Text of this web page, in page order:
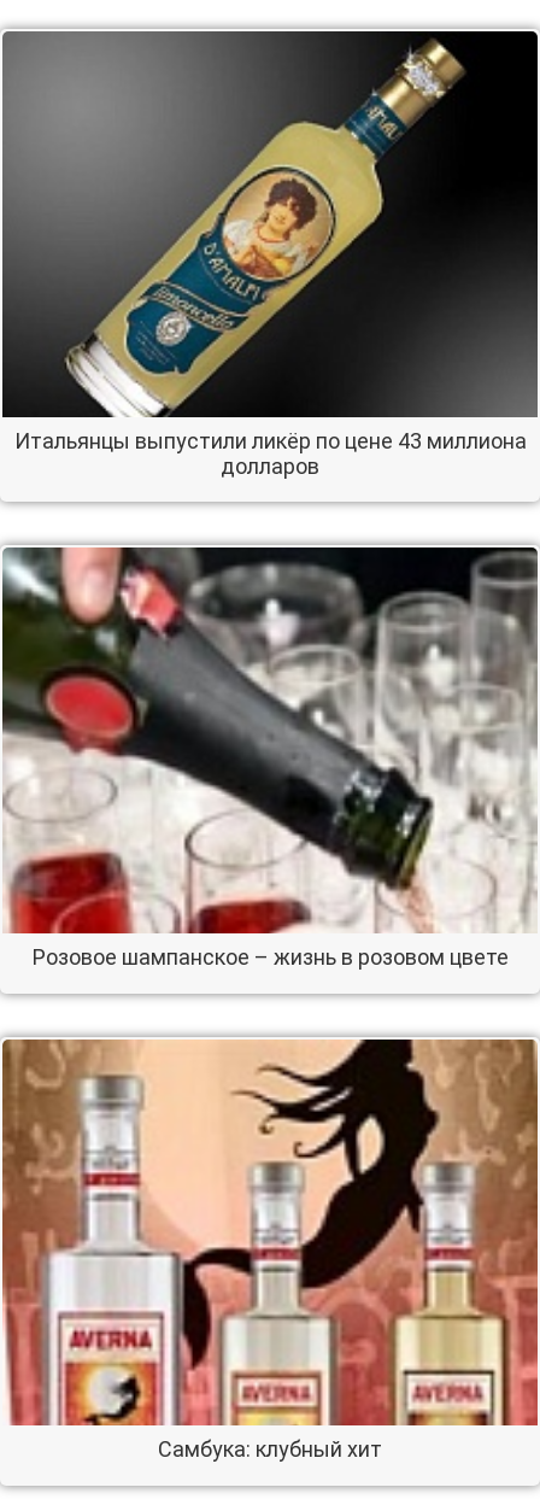
Итальянцы выпустили ликёр по цене 43 миллиона
долларов
Розовое шампанское – жизнь в розовом цвете
Самбука: клубный хит